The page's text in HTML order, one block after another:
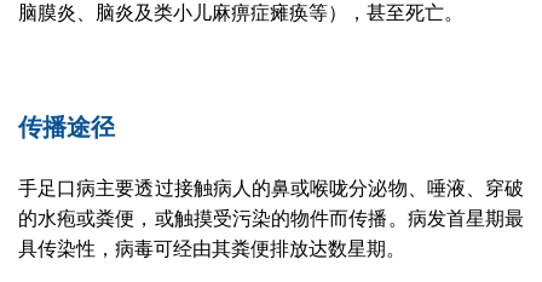
脑膜炎、脑炎及类小儿麻痹症瘫痪等），甚至死亡。
传播途径
手足口病主要透过接触病人的鼻或喉咙分泌物、唾液、穿破
的水疱或粪便，或触摸受污染的物件而传播。病发首星期最
具传染性，病毒可经由其粪便排放达数星期。